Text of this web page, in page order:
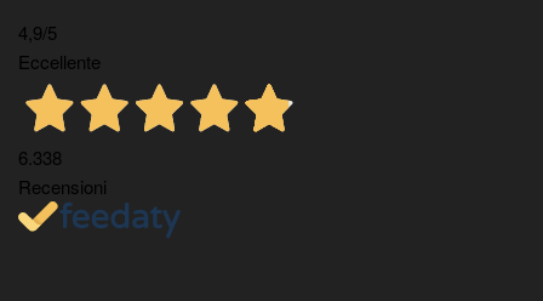
4,9/5
Eccellente
6.338
Recensioni